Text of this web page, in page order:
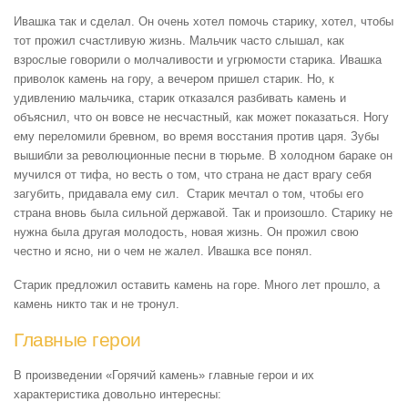
Ивашка так и сделал. Он очень хотел помочь старику, хотел, чтобы
тот прожил счастливую жизнь. Мальчик часто слышал, как
взрослые говорили о молчаливости и угрюмости старика. Ивашка
приволок камень на гору, а вечером пришел старик. Но, к
удивлению мальчика, старик отказался разбивать камень и
объяснил, что он вовсе не несчастный, как может показаться. Ногу
ему переломили бревном, во время восстания против царя. Зубы
вышибли за революционные песни в тюрьме. В холодном бараке он
мучился от тифа, но весть о том, что страна не даст врагу себя
загубить, придавала ему сил. Старик мечтал о том, чтобы его
страна вновь была сильной державой. Так и произошло. Старику не
нужна была другая молодость, новая жизнь. Он прожил свою
честно и ясно, ни о чем не жалел. Ивашка все понял.
Старик предложил оставить камень на горе. Много лет прошло, а
камень никто так и не тронул.
Главные герои
В произведении «Горячий камень» главные герои и их
характеристика довольно интересны: